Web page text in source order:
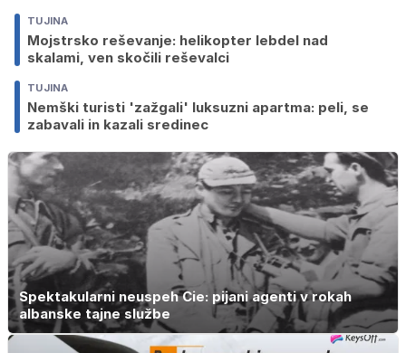
TUJINA
Mojstrsko reševanje: helikopter lebdel nad
skalami, ven skočili reševalci
TUJINA
Nemški turisti 'zažgali' luksuzni apartma: peli, se
zabavali in kazali sredinec
Spektakularni neuspeh Cie: pijani agenti v rokah
albanske tajne službe